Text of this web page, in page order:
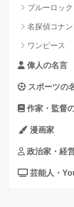
ブルーロック
名探偵コナン
ワンピース
偉人の名言
スポーツの
作家・監督
漫画家
政治家・経
芸能人・